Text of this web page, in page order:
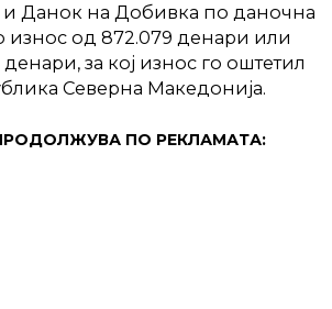
и Данок на Добивка по даночна
износ од 872.079 денари или
денари, за кој износ го оштетил
Северна Македонија.
ПО РЕКЛАМАТА: